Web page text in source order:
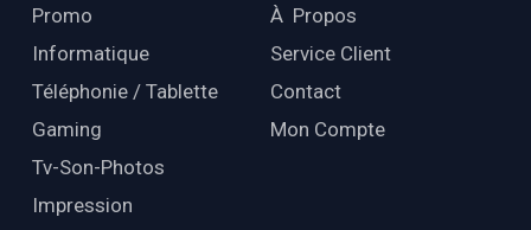
Promo
Informatique
Téléphonie / Tablette
Gaming
Tv-Son-Photos
Impression
À Propos
Service Client
Contact
Mon Compte